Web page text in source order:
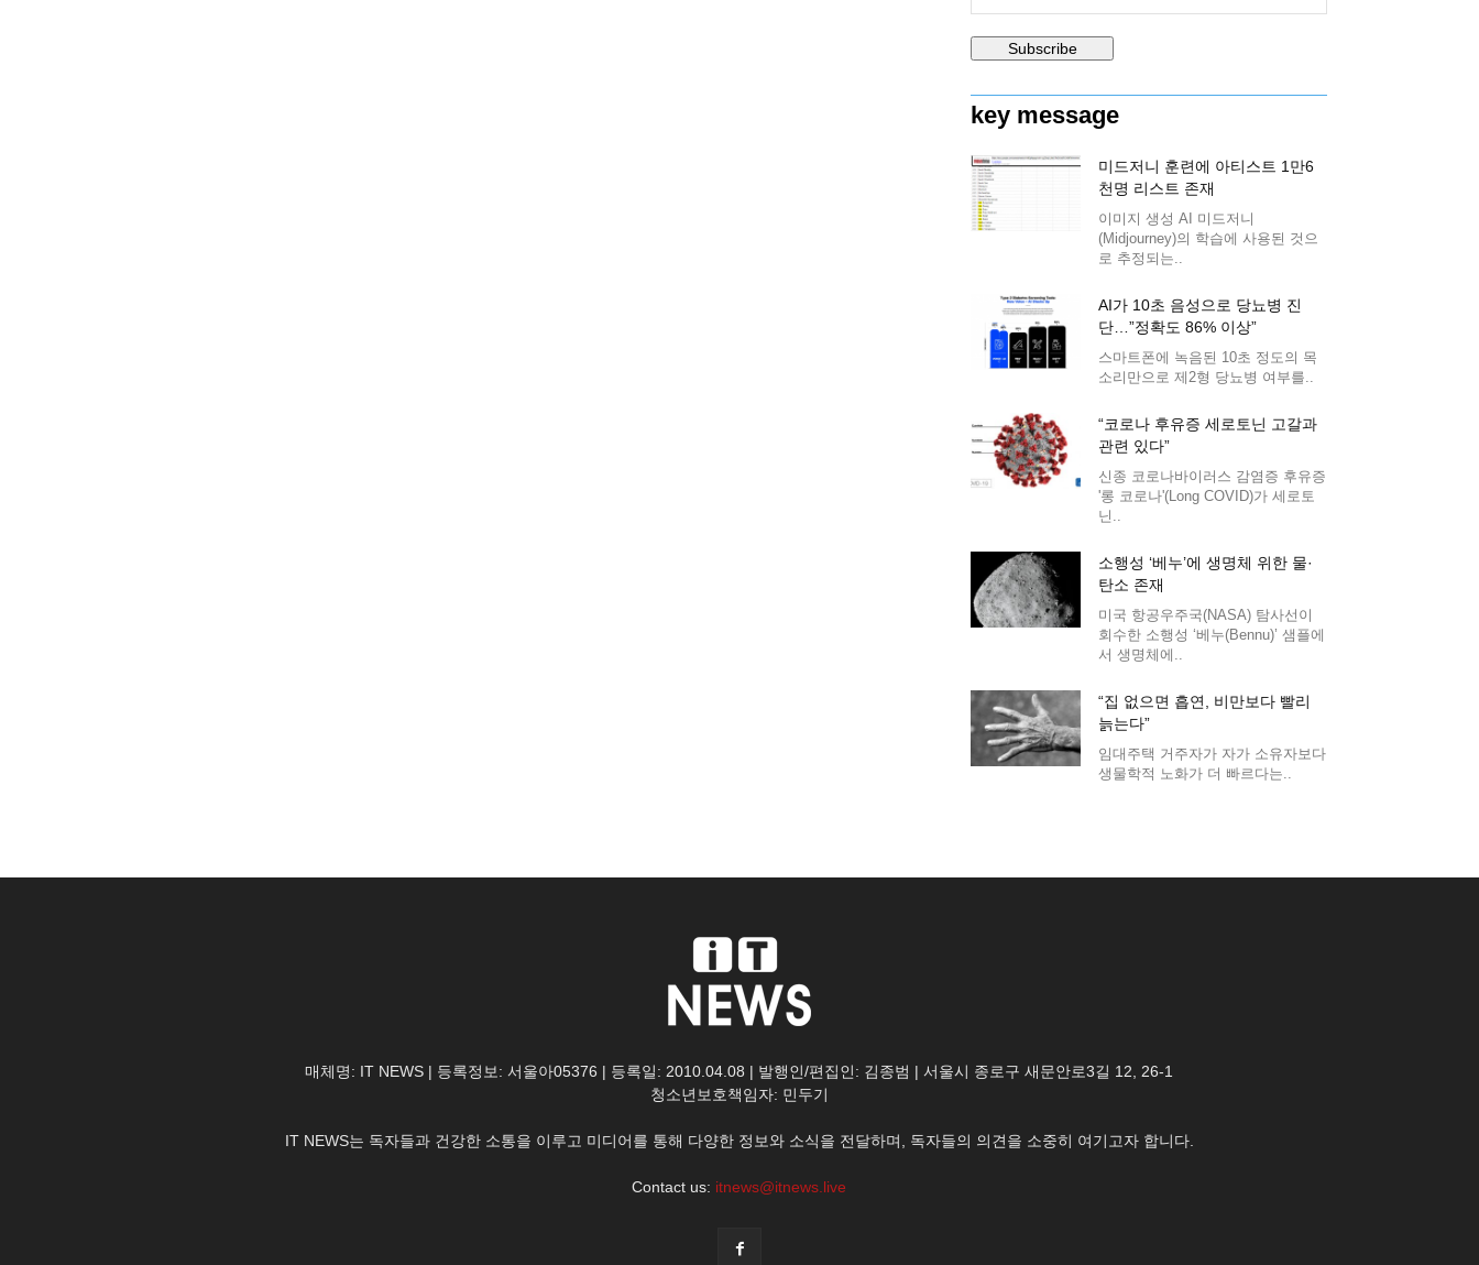
key message
미드저니 훈련에 아티스트 1만6
천명 리스트 존재
이미지 생성 AI 미드저니
(Midjourney)의 학습에 사용된 것으
로 추정되는..
AI가 10초 음성으로 당뇨병 진
단…”정확도 86% 이상”
스마트폰에 녹음된 10초 정도의 목
소리만으로 제2형 당뇨병 여부를..
“코로나 후유증 세로토닌 고갈과
관련 있다”
신종 코로나바이러스 감염증 후유증
'롱 코로나'(Long COVID)가 세로토
닌..
소행성 ‘베누’에 생명체 위한 물·
탄소 존재
미국 항공우주국(NASA) 탐사선이
회수한 소행성 ‘베누(Bennu)’ 샘플에
서 생명체에..
“집 없으면 흡연, 비만보다 빨리
늙는다”
임대주택 거주자가 자가 소유자보다
생물학적 노화가 더 빠르다는..
매체명: IT NEWS | 등록정보: 서울아05376 | 등록일: 2010.04.08 | 발행인/편집인: 김종범 | 서울시 종로구 새문안로3길 12, 26-1
청소년보호책임자: 민두기
IT NEWS는 독자들과 건강한 소통을 이루고 미디어를 통해 다양한 정보와 소식을 전달하며, 독자들의 의견을 소중히 여기고자 합니다.
Contact us: itnews@itnews.live